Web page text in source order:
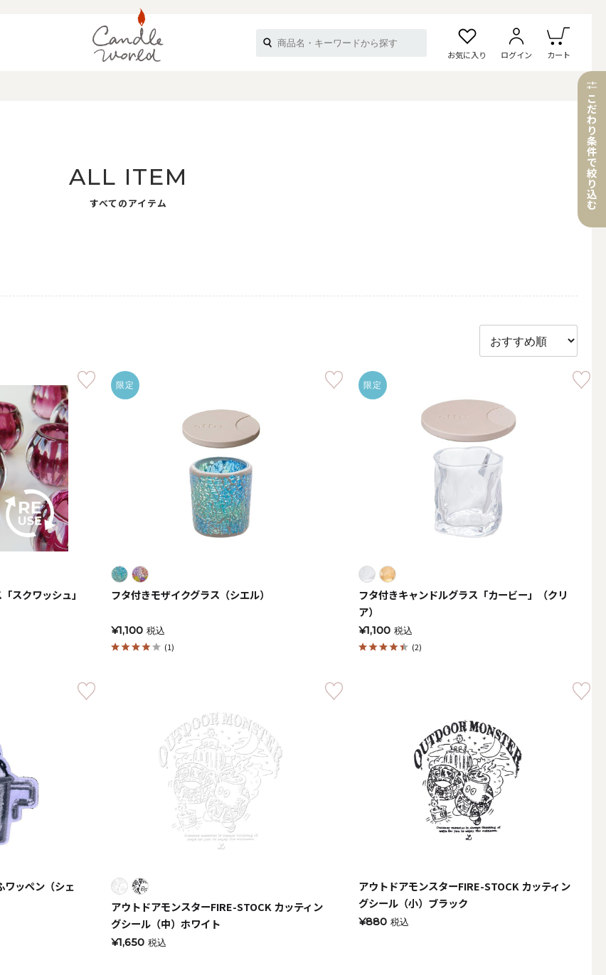
お気に入り ログイン カート
アロマキャンドル アウトドアキャンドル
ピラーキャンドル ボールキャンドル
フローティングキャンドル その他キャンドル
キャンドルグラス キャンドルスタンド
ランタン
ALL ITEM
すべてのアイテム
スクワッシュ」
限定
フタ付きモザイクグラス（シエル）
¥1,100 税込
(1)
限定
フタ付きキャンドルグラス「カービー」（クリ
ア）
¥1,100 税込
(2)
ワッペン（シェ
アウトドアモンスターFIRE-STOCK カッティン
グシール（中）ホワイト
¥1,650 税込
アウトドアモンスターFIRE-STOCK カッティン
グシール（小）ブラック
¥880 税込
こ
だ
わ
り
条
件
で
絞
り
込
む